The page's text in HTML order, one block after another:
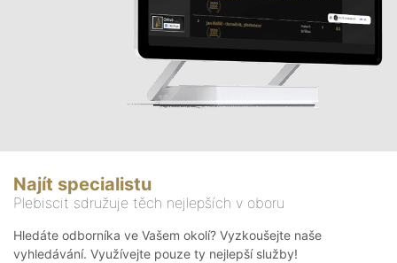
Najít specialistu
Plebiscit sdružuje těch nejlepších v oboru
Hledáte odborníka ve Vašem okolí? Vyzkoušejte naše
vyhledávání. Využívejte pouze ty nejlepší služby!